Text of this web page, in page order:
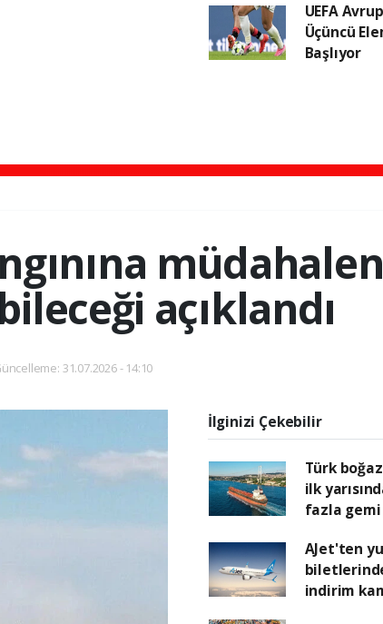
UEFA
Üçüncü
Başlıyor
açıklandı
31.07.2026 - 14:10
İlginizi Çekebilir
Türk
ilk
fazla
AJet'ten
indirim